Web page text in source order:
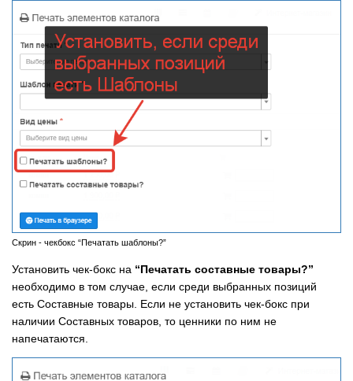
Скрин - чекбокс “Печатать шаблоны?”
Установить чек-бокс на “Печатать составные товары?”
необходимо в том случае, если среди выбранных позиций
есть Составные товары. Если не установить чек-бокс при
наличии Составных товаров, то ценники по ним не
напечатаются.